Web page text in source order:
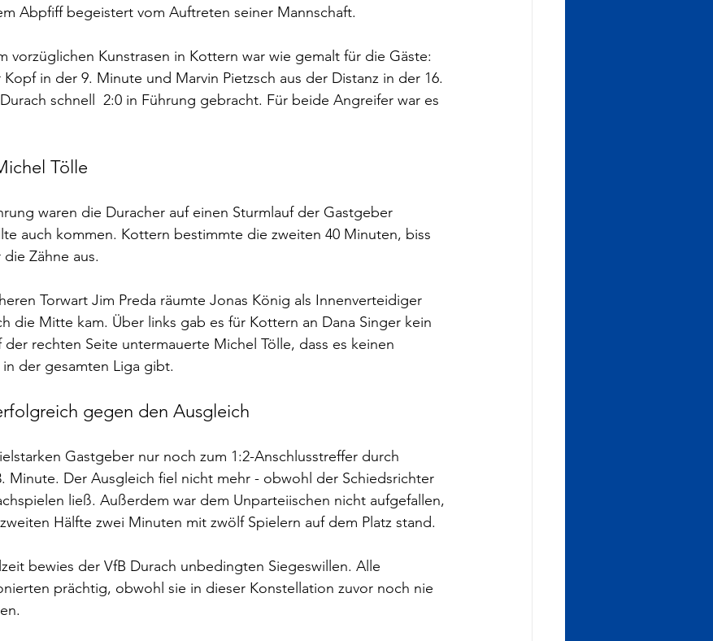
Abpfiff begeistert vom Auftreten seiner Mannschaft.
vorzüglichen Kunstrasen in Kottern war wie gemalt für die Gäste:
in der 9. Minute und Marvin Pietzsch aus der Distanz in der 16.
schnell  2:0 in Führung gebracht. Für beide Angreifer war es
Tölle
waren die Duracher auf einen Sturmlauf der Gastgeber
auch kommen. Kottern bestimmte die zweiten 40 Minuten, biss
Zähne aus.
Torwart Jim Preda räumte Jonas König als Innenverteidiger
die Mitte kam. Über links gab es für Kottern an Dana Singer kein
rechten Seite untermauerte Michel Tölle, dass es keinen
der gesamten Liga gibt.
gegen den Ausgleich
Gastgeber nur noch zum 1:2-Anschlusstreffer durch
Minute. Der Ausgleich fiel nicht mehr - obwohl der Schiedsrichter
ließ. Außerdem war dem Unparteiischen nicht aufgefallen,
Hälfte zwei Minuten mit zwölf Spielern auf dem Platz stand.
bewies der VfB Durach unbedingten Siegeswillen. Alle
prächtig, obwohl sie in dieser Konstellation zuvor noch nie